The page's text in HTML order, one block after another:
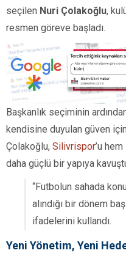
seçilen Nuri Çolakoğlu,
resmen göreve başladı.
Başkanlık seçiminin
kendisine duyulan güven
Çolakoğlu, Silivrispor’u
daha güçlü bir yapıya
“Futbolun sahada
alındığı bir dönem
ifadelerini kullandı.
Yeni Yönetim, Yeni